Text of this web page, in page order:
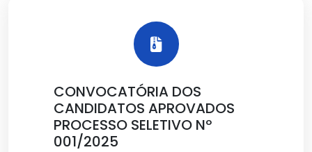
CONVOCATÓRIA DOS
CANDIDATOS APROVADOS
PROCESSO SELETIVO Nº
001/2025